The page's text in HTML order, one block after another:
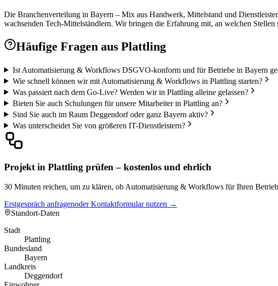
Die Branchenverteilung in Bayern – Mix aus Handwerk, Mittelstand und
wachsenden Tech-Mittelständlern. Wir bringen die Erfahrung mit, an welchen
Häufige Fragen aus Plattling
Ist Automatisierung & Workflows DSGVO-konform und für Betriebe in Bayern
Wie schnell können wir mit Automatisierung & Workflows in Plattling starten?
Was passiert nach dem Go-Live? Werden wir in Plattling alleine gelassen?
Bieten Sie auch Schulungen für unsere Mitarbeiter in Plattling an?
Sind Sie auch im Raum Deggendorf oder ganz Bayern aktiv?
Was unterscheidet Sie von größeren IT-Dienstleistern?
Projekt in Plattling prüfen – kostenlos und ehrlich
30 Minuten reichen, um zu klären, ob Automatisierung & Workflows für Ihren
Erstgespräch anfragenoder Kontaktformular nutzen →
Standort-Daten
Stadt
Plattling
Bundesland
Bayern
Landkreis
Deggendorf